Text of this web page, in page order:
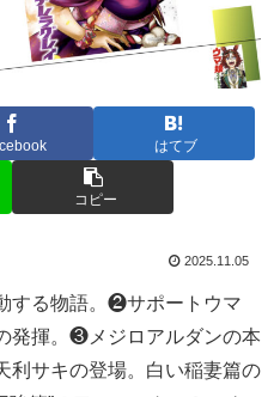
はてブ
コピー
2025.11.05
する物語。❷サポートウマ
発揮。❸メジロアルダンの本
利サキの登場。白い稲妻篇の